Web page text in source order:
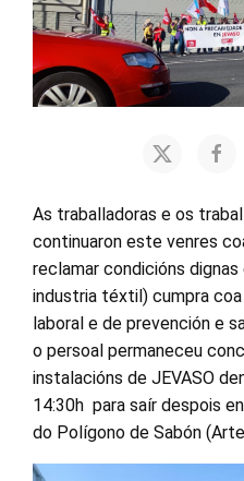
As traballadoras e os
continuaron este venres
reclamar condicións
industria téxtil) cumpra
laboral e de prevención e
o persoal permaneceu
instalacións de JEVASO
14:30h para saír despois
do Polígono de Sabón